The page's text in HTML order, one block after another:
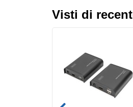
Visti di